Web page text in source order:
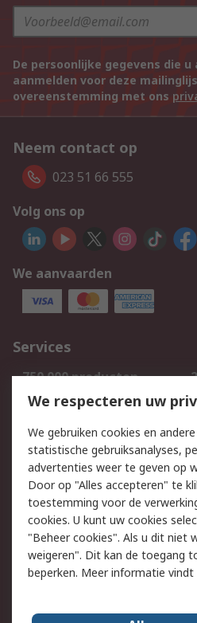
De persoonlijke gegevens die
aanmelden voor deze
overeenstemming met ons
Neem contact op
023 51 66 555
Volg ons op
We aanvaarden
Services
750.000 producten
Bestellen
Track & Trace
Wettelijk
Cookiebeleid
Privacybeleid
Algemene
verkoopvoorwaarden
Over RS
We respecteren uw
We gebruiken cookies en
statistische gebruiksanalyses,
advertenties weer te geven op
Door op "Alles accepteren" te
toestemming voor de
cookies. U kunt uw cookies
"Beheer cookies". Als u dit niet
weigeren". Dit kan de toegang
beperken. Meer informatie vindt